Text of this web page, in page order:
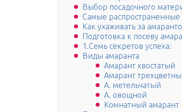
Выбор посадочного
Самые распространенные
Как ухаживать за
Подготовка к посеву
1.Семь секретов успеха:
Виды амаранта
Амарант хвостатый
Амарант
А. метельчатый
А. овощной
Комнатный амарант